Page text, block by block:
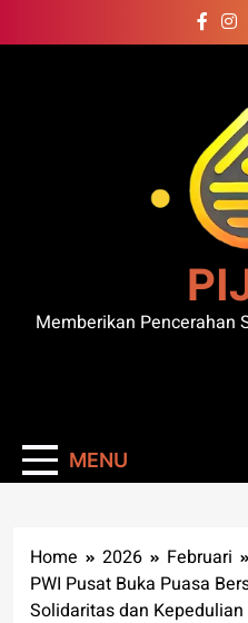
to
Memberikan Pencerahan
MENU
Home 2026 Februari
PWI Pusat Buka Puasa
Solidaritas dan Kepedulian